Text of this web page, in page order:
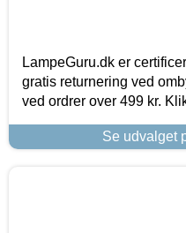
LampeGuru.dk er
gratis returnering ved
ved ordrer over 499 kr.
Se udvalget